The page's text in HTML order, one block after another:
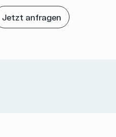
Jetzt anfragen